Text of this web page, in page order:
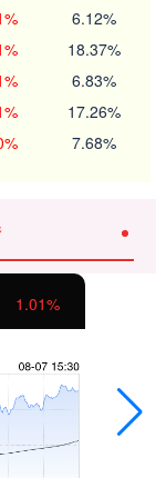
6.12%
18.37%
6.83%
17.26%
7.68%
1.01%